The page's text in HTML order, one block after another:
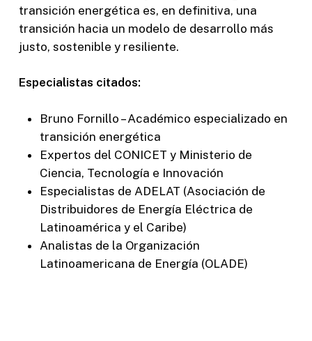
transición energética es, en definitiva, una
transición hacia un modelo de desarrollo más
justo, sostenible y resiliente.
Especialistas citados:
Bruno Fornillo – Académico especializado en
transición energética
Expertos del CONICET y Ministerio de
Ciencia, Tecnología e Innovación
Especialistas de ADELAT (Asociación de
Distribuidores de Energía Eléctrica de
Latinoamérica y el Caribe)
Analistas de la Organización
Latinoamericana de Energía (OLADE)